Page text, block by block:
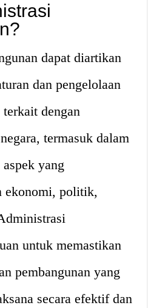
dapat diartikan
dan pengelolaan
dengan
termasuk dalam
yang
ekonomi, politik,
untuk memastikan
pembangunan yang
secara efektif dan